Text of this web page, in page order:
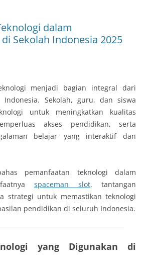
dalam
Sekolah Indonesia 2025
menjadi bagian integral dari
Indonesia. Sekolah, guru, dan siswa
untuk meningkatkan kualitas
akses pendidikan, serta
belajar yang interaktif dan
pemanfaatan teknologi dalam
spaceman slot, tantangan
strategi untuk memastikan teknologi
pendidikan di seluruh Indonesia.
yang Digunakan di